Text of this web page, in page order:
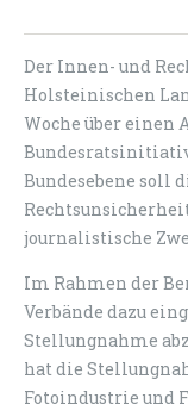
Der Innen- und
Holsteinischen
Woche über einen
Bundesebene soll
journalistische
Im Rahmen der
Verbände dazu
Stellungnahme
hat die
Fotoindustrie und